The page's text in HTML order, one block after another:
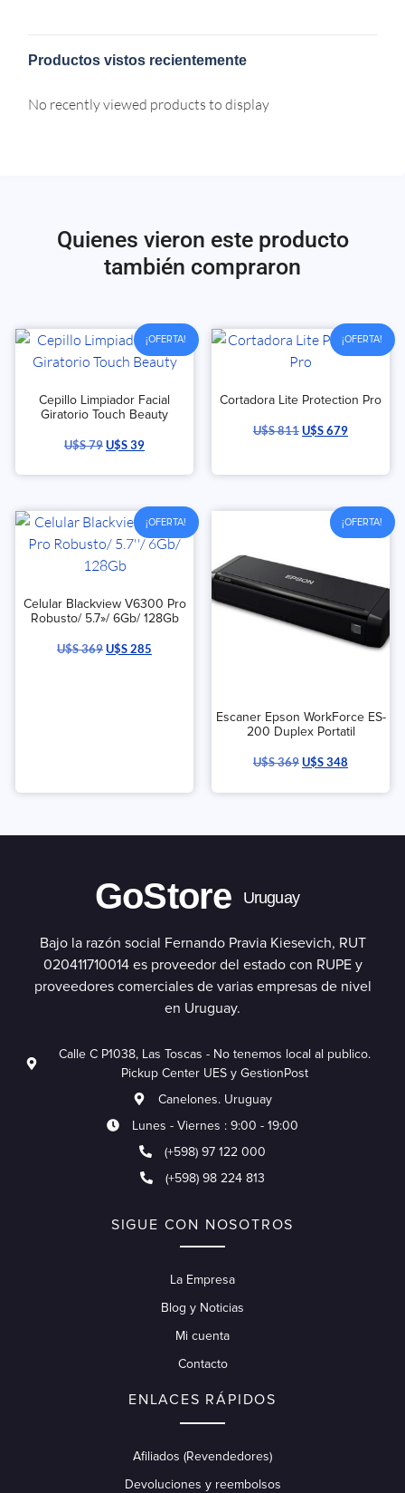
Productos vistos recientemente
No recently viewed products to display
Quienes vieron este producto
también compraron
¡OFERTA!
Cepillo Limpiador Facial
Giratorio Touch Beauty
U$S79U$S39
¡OFERTA!
Cortadora Lite Protection Pro
U$S811U$S679
¡OFERTA!
Celular Blackview V6300 Pro
Robusto/ 5.7»/ 6Gb/ 128Gb
U$S369U$S285
¡OFERTA!
Escaner Epson WorkForce ES-
200 Duplex Portatil
U$S369U$S348
GoStore Uruguay
Bajo la razón social Fernando Pravia Kiesevich, RUT
020411710014 es proveedor del estado con RUPE y
proveedores comerciales de varias empresas de nivel
en Uruguay.
Calle C P1038, Las Toscas - No tenemos local al publico.
Pickup Center UES y GestionPost
Canelones. Uruguay
Lunes - Viernes : 9:00 - 19:00
(+598) 97 122 000
(+598) 98 224 813
SIGUE CON NOSOTROS
La Empresa
Blog y Noticias
Mi cuenta
Contacto
ENLACES RÁPIDOS
Afiliados (Revendedores)
Devoluciones y reembolsos